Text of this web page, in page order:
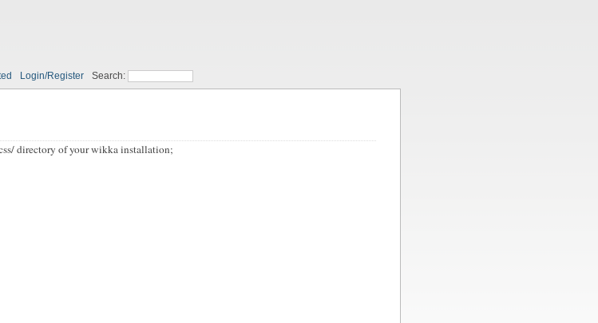
Login/Register Search:
directory of your wikka installation;